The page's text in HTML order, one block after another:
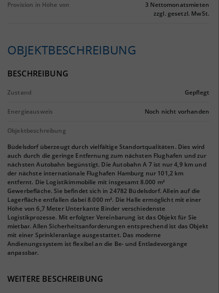
Provision in Höhe von
3 Nettomonatsmieten
zzgl. gesetzl. MwSt.
OBJEKTBESCHREIBUNG
BESCHREIBUNG
Zustand Gepflegt
Energieausweis Noch nicht vorhanden
Objektbeschreibung
Büdelsdorf überzeugt durch vielfältige Standortqualitäten. Dies wird
auch durch die geringe Entfernung zum nächsten Flughafen und zur
nächsten Autobahn begünstigt. Die Autobahn A 7 ist nur 4,9 km und
der nächste internationale Flughafen Hamburg nur 101,2 km
entfernt. Die Logistikimmobilie mit insgesamt 8.000 m²
Gewerbefläche. Sie befindet sich in 24782 Büdelsdorf. Allein auf die
Lagerfläche entfallen dabei 8.000 m². Die Halle ermöglicht mit einer
Höhe von 6,7 Meter Unterkante Binder verschiedenste
Logistikprozesse. Mit erfolgter Vereinbarung ist das Objekt für Sie
mietbar. Allen Sicherheitsanforderungen entsprechend ist das Objekt
mit einer Sprinkleranlage ausgestattet. Das moderne
Andienungssystem ist flexibel an die Be- und Entladevorgänge
anpassbar.
WEITERE BESCHREIBUNG